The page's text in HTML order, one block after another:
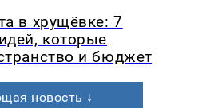
в хрущёвке: 7
которые
и бюджет
новость ↓